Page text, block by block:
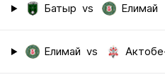
Батыр vs Елимай
Елимай vs